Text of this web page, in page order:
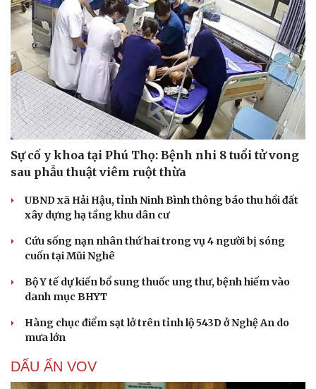
Sự cố y khoa tại Phú Thọ: Bệnh nhi 8 tuổi tử vong
sau phẫu thuật viêm ruột thừa
UBND xã Hải Hậu, tỉnh Ninh Bình thông báo thu hồi đất
xây dựng hạ tầng khu dân cư
Cứu sống nạn nhân thứ hai trong vụ 4 người bị sóng
cuốn tại Mũi Nghê
Bộ Y tế dự kiến bổ sung thuốc ung thư, bệnh hiếm vào
danh mục BHYT
Hàng chục điểm sạt lở trên tỉnh lộ 543D ở Nghệ An do
mưa lớn
DẤU ẤN VOV